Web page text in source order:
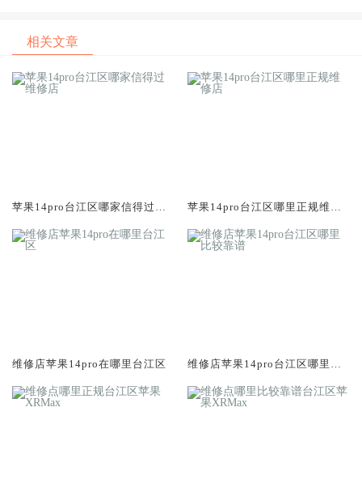
相关文章
苹果14pro台江区哪家信得过维
苹果14pro台江区哪里正规维修
维修店苹果14pro在哪里台江区
维修店苹果14pro台江区哪里比